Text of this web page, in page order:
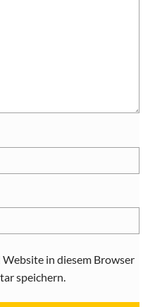
in diesem Browser
speichern.